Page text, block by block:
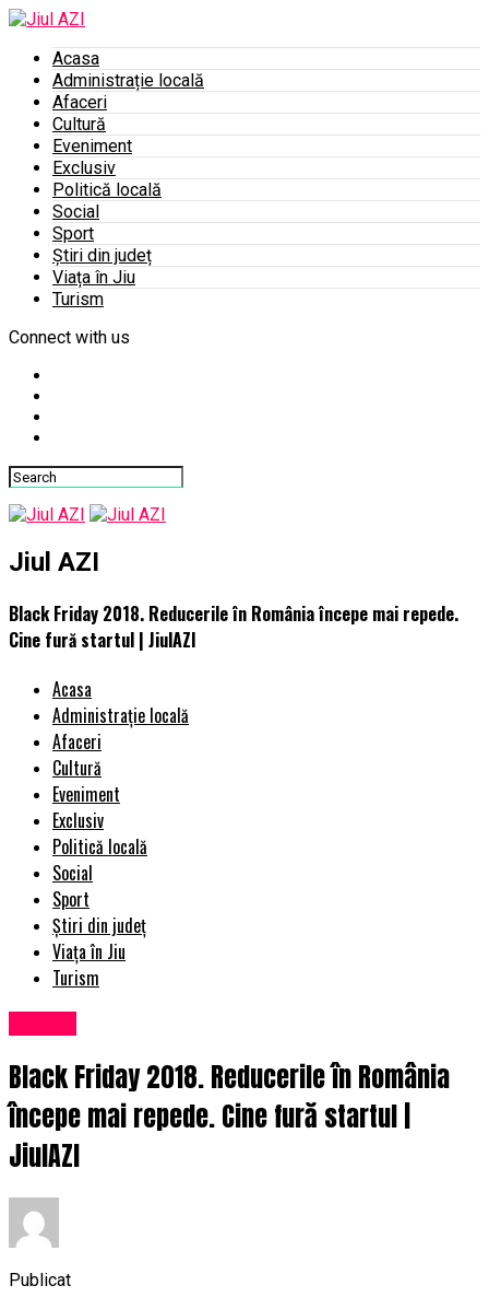
Acasa
Administrație locală
Afaceri
Cultură
Eveniment
Exclusiv
Politică locală
Social
Sport
Știri din județ
Viața în Jiu
Turism
Connect with us
Jiul AZI
Black Friday 2018. Reducerile în România începe mai repede.
Cine fură startul | JiulAZI
Acasa
Administrație locală
Afaceri
Cultură
Eveniment
Exclusiv
Politică locală
Social
Sport
Știri din județ
Viața în Jiu
Turism
Black Friday 2018. Reducerile în România
începe mai repede. Cine fură startul |
JiulAZI
Publicat